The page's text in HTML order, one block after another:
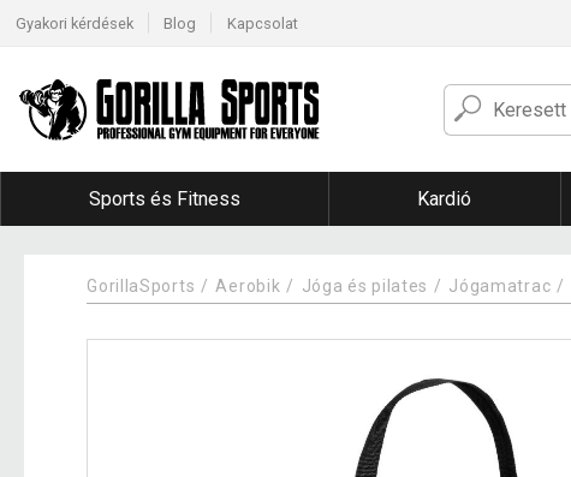
Gyakori kérdések Blog Kapcsolat
Sports és Fitness Kardió
GorillaSports Aerobik Jóga és pilates Jógamatrac